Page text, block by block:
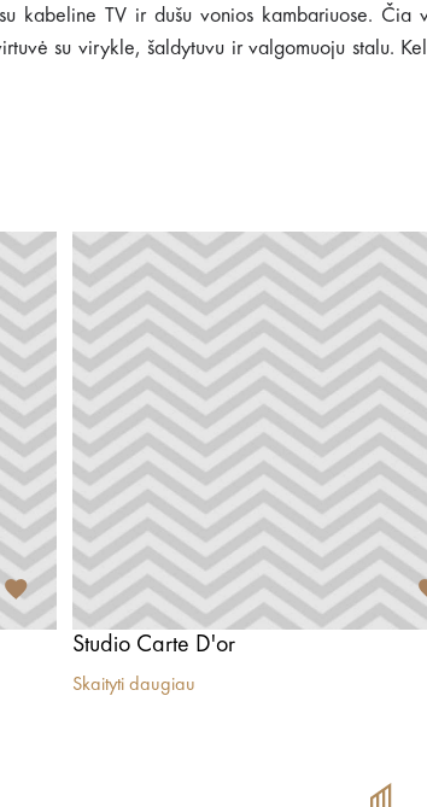
kabeline TV ir dušu vonios kambariuose. Čia
su virykle, šaldytuvu ir valgomuoju stalu.
Studio Carte D'or
Skaityti daugiau